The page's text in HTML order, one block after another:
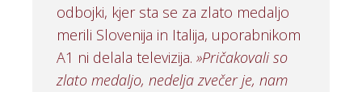
odbojki, kjer sta se za zlato medaljo
merili Slovenija in Italija, uporabnikom
A1 ni delala televizija. »Pričakovali so
zlato medaljo, nedelja zvečer je, nam